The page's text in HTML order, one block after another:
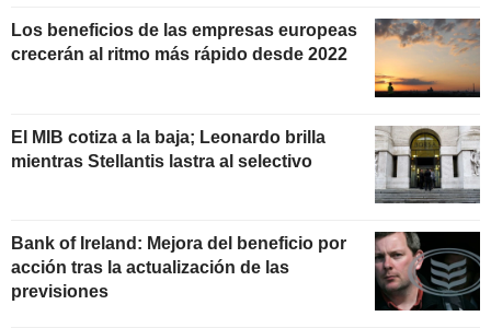
Los beneficios de las empresas europeas
crecerán al ritmo más rápido desde 2022
El MIB cotiza a la baja; Leonardo brilla
mientras Stellantis lastra al selectivo
Bank of Ireland: Mejora del beneficio por
acción tras la actualización de las
previsiones